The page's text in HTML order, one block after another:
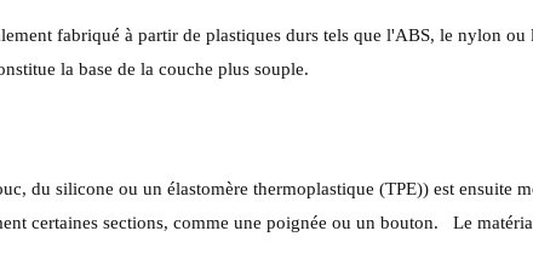
fabriqué à partir de plastiques durs tels que l'ABS, le nylon ou
la base de la couche plus souple.
du silicone ou un élastomère thermoplastique (TPE)) est ensuite
certaines sections, comme une poignée ou un bouton.
Le